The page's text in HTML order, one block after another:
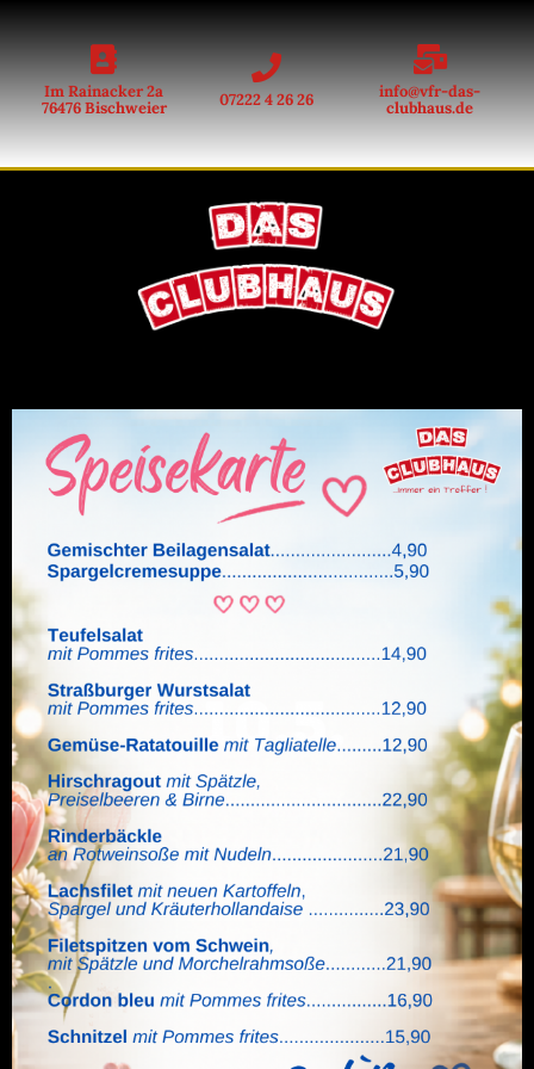
Im Rainacker 2a
76476 Bischweier
07222 4 26 26
info@vfr-das-
clubhaus.de